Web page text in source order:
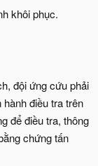
khôi phục.
đội ứng cứu phải
điều tra trên
để điều tra, thông
chứng tấn